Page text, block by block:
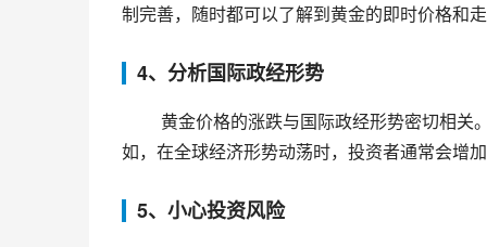
制完善，随时都可以了解到黄金的即时价格和
4、分析国际政经形势
如，在全球经济形势动荡时，投资者通常会增
5、小心投资风险